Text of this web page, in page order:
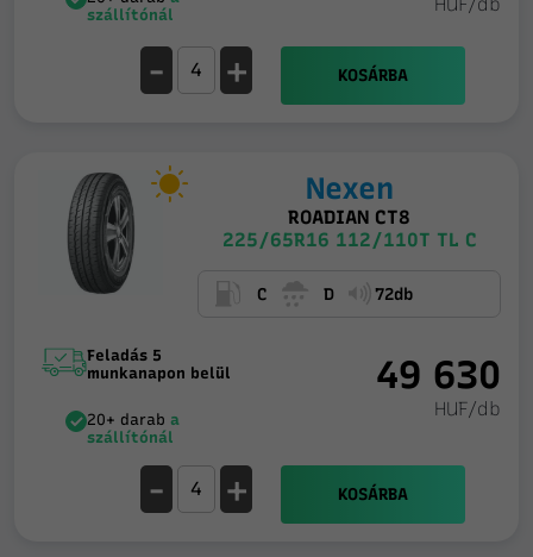
szállítónál
- + KOSÁRBA
Nexen
ROADIAN CT8
225/65R16 112/110T TL C
C D 72db
Feladás 5
munkanapon belül
20+ darab a
szállítónál
49 630
HUF/db
- + KOSÁRBA